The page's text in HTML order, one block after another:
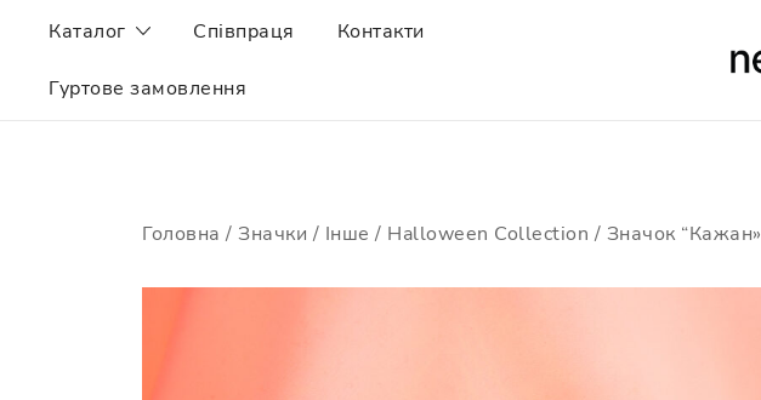
content
Каталог Співпраця Контакти
Гуртове замовлення
Головна / Значки / Інше / Halloween Collection / Значок “Кажан»